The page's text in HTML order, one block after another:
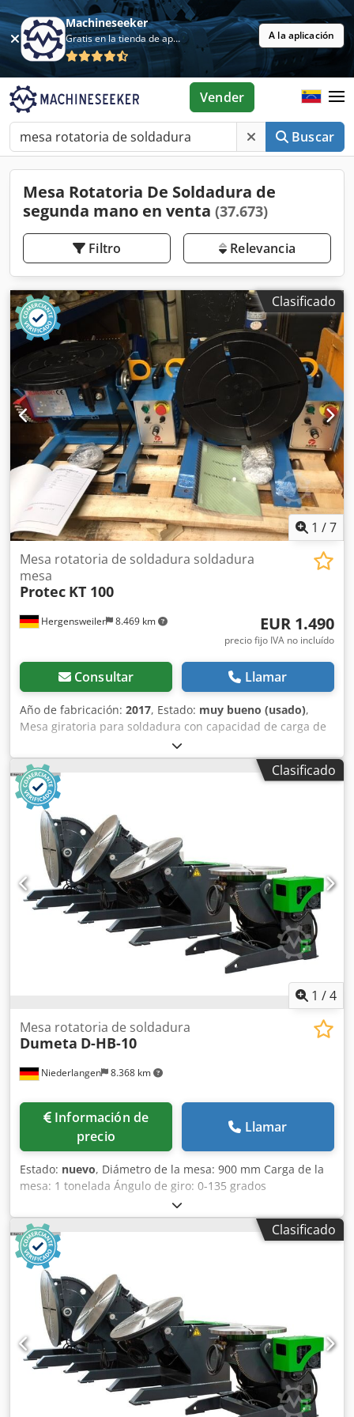
Machineseeker
Gratis en la tienda de aplicaciones A la aplicación
Buscar
Vender
Mesa Rotatoria De Soldadura de
segunda mano en venta (37.673)
Filtro Relevancia
Clasificado
1 /7
Hergensweiler 8.469 km
Mesa rotatoria de soldadura soldadura
mesa
Protec KT 100
EUR 1.490
precio fijo IVA no incluído
Consultar Llamar
Año de fabricación: 2017, Estado: muy bueno (usado),
Mesa giratoria para soldadura con capacidad de carga de
100 kg. Velocidad de 0,12 a 1,2 RPM. Diámetro del disco:
400 mm. Inclinación ajustable de forma continua. Incluye
mando a distancia de pedal. Dsdpjdt Rhasfx Am AjckClasificado
1 /4
Niederlangen 8.368 km
Mesa rotatoria de soldadura
Dumeta D-HB-10
Información de
precio
Llamar
Estado: nuevo, Diámetro de la mesa: 900 mm Carga de la
mesa: 1 tonelada Ángulo de giro: 0-135 grados
Excentricidad: 200 mm Velocidad de rotación de la mesa:
0,12 - 1,2 RPM Par de torsión: 2000 N/m Potencia total
requerida: 0,75 kW Espacio requerido: aproximadamente
1,5 x 1,020 x 0,9 m Dcjdpfx Aogvkiksm Ask La mesa
basculante y giratoria D-HB, gracias a su construcción
robusta, ofrece una gran estabilidad y, por lo tanto, es
especialmente adecuada para tareas de posicionamiento
pesadas y precisas, así como para trabajos de soldadura
circular. Características: - Fácil instalación - Permite
aumentar la producción - Mejora la calidad de la
soldadura gracias a una posición óptima y un control
preciso de la velocidad - Reduce las horas de uso de la
grúa y el tiempo de manipulación, al tiempo que mejora la
Clasificado